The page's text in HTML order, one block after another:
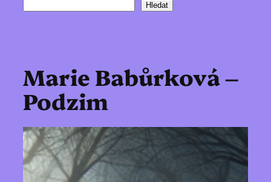
Hledat
Marie Babůrková –
Podzim